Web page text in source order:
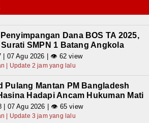
Dana BOS TA 2025,
SMPN 1 Batang Angkola
| 07 Agu 2026 | 👁 62 view
| Update 2 jam yang lalu
Pulang Mantan PM Bangladesh
Hadapi Ancam Hukuman Mati
| 07 Agu 2026 | 👁 65 view
| Update 3 jam yang lalu